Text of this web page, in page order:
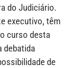
do Judiciário.
executivo, têm
curso desta
debatida
de